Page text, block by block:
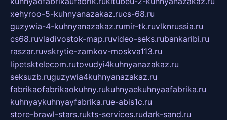
xehyroo-5-kuhnyanazakaz.rucs-68.ru
guzywia-4-kuhnyanazakaz.rumir-tk.ruvlknrussia.ru
cs68.ruvladivostok-map.ruvideo-seks.rubankaribi.ru
raszar.ruvskrytie-zamkov-moskva113.ru
lipetsktelecom.rutovudyi4kuhnyanazakaz.ru
seksuzb.ruguzywia4kuhnyanazakaz.ru
fabrikaofabrikaokuhny.rukuhnyaekuhnyaafabrika.ru
kuhnyaykuhnyayfabrika.rue-abis1c.ru
store-brawl-stars.rukts-services.rudark-sand.ru